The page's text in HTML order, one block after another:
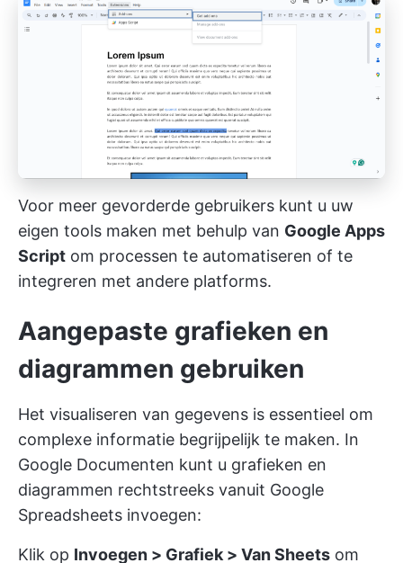
Voor meer gevorderde gebruikers kunt u uw
eigen tools maken met behulp van Google Apps
Script om processen te automatiseren of te
integreren met andere platforms.
Aangepaste grafieken en
diagrammen gebruiken
Het visualiseren van gegevens is essentieel om
complexe informatie begrijpelijk te maken. In
Google Documenten kunt u grafieken en
diagrammen rechtstreeks vanuit Google
Spreadsheets invoegen:
Klik op Invoegen > Grafiek > Van Sheets om